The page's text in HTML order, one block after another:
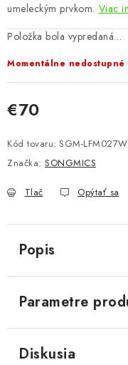
umeleckým prvkom. Viac
Položka bola vypredaná…
Momentálne nedostupné
€70
Kód tovaru: SGM-
Značka: SONGMICS
Tlač Opýtať sa
Popis
Parametre
Diskusia